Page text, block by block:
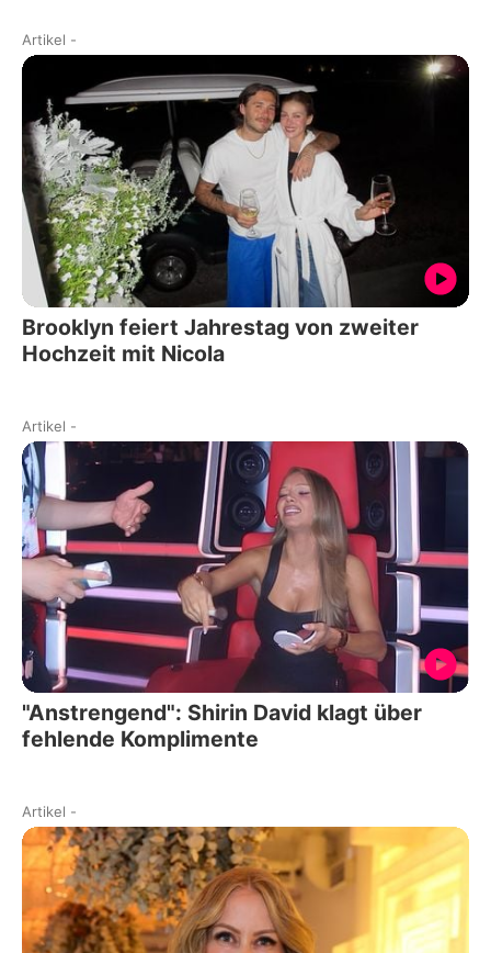
Artikel -
Brooklyn feiert Jahrestag von zweiter
Hochzeit mit Nicola
Artikel -
"Anstrengend": Shirin David klagt über
fehlende Komplimente
Artikel -